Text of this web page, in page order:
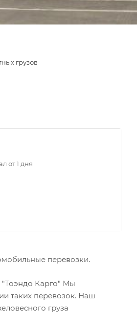
грузов
от 1 дня
перевозки.
"Тоэндо Карго" Мы
таких перевозок. Наш
груза